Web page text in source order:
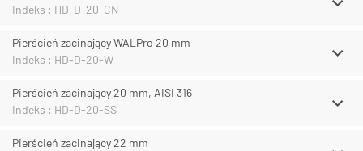
Indeks : HD-D-20-CN
Pierścień zacinający WALPro 20 mm
Indeks : HD-D-20-W
Pierścień zacinający 20 mm, AISI 316
Indeks : HD-D-20-SS
Pierścień zacinający 22 mm